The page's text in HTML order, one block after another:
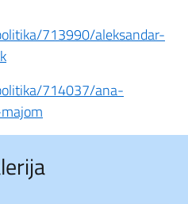
713990/aleksandar-
714037/ana-